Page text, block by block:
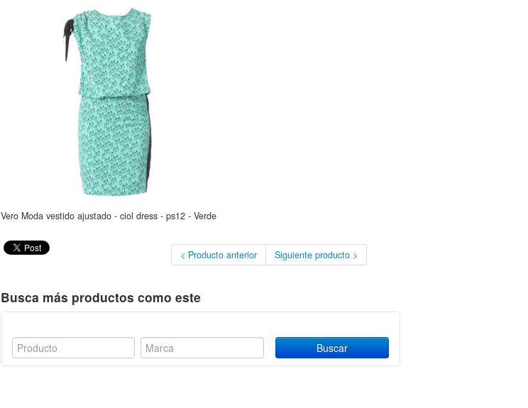
Vero Moda vestido ajustado - ciol dress - ps12 - Verde
< Producto anterior Siguiente producto >
Busca más productos como este